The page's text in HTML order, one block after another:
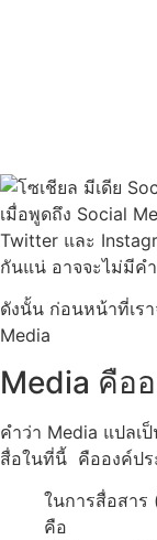
เมื่อพูดถึง Social
Twitter และ
กันแน่ อาจจะไม่มีค
ดังนั้น ก่อนหน้าที่เร
Media
Media คือ
คำว่า Media แปลเ
สื่อในที่นี้ คือองค์ปร
ในการสื่อสาร
คือ